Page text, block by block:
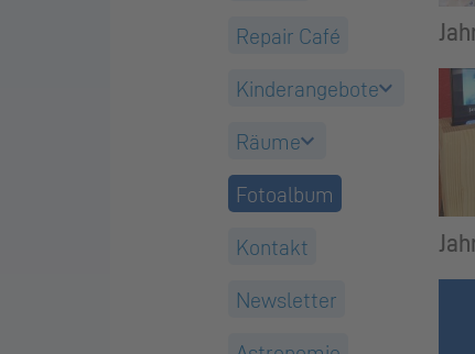
Repair Café
Kinderangebote
Räume
Fotoalbum
Kontakt
Newsletter